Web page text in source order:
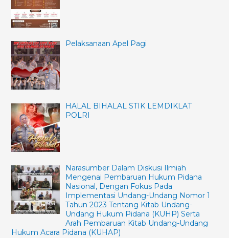
Pelaksanaan Apel Pagi
HALAL BIHALAL STIK LEMDIKLAT
POLRI
Narasumber Dalam Diskusi Ilmiah
Mengenai Pembaruan Hukum Pidana
Nasional, Dengan Fokus Pada
Implementasi Undang-Undang Nomor 1
Tahun 2023 Tentang Kitab Undang-
Undang Hukum Pidana (KUHP) Serta
Arah Pembaruan Kitab Undang-Undang
Hukum Acara Pidana (KUHAP)